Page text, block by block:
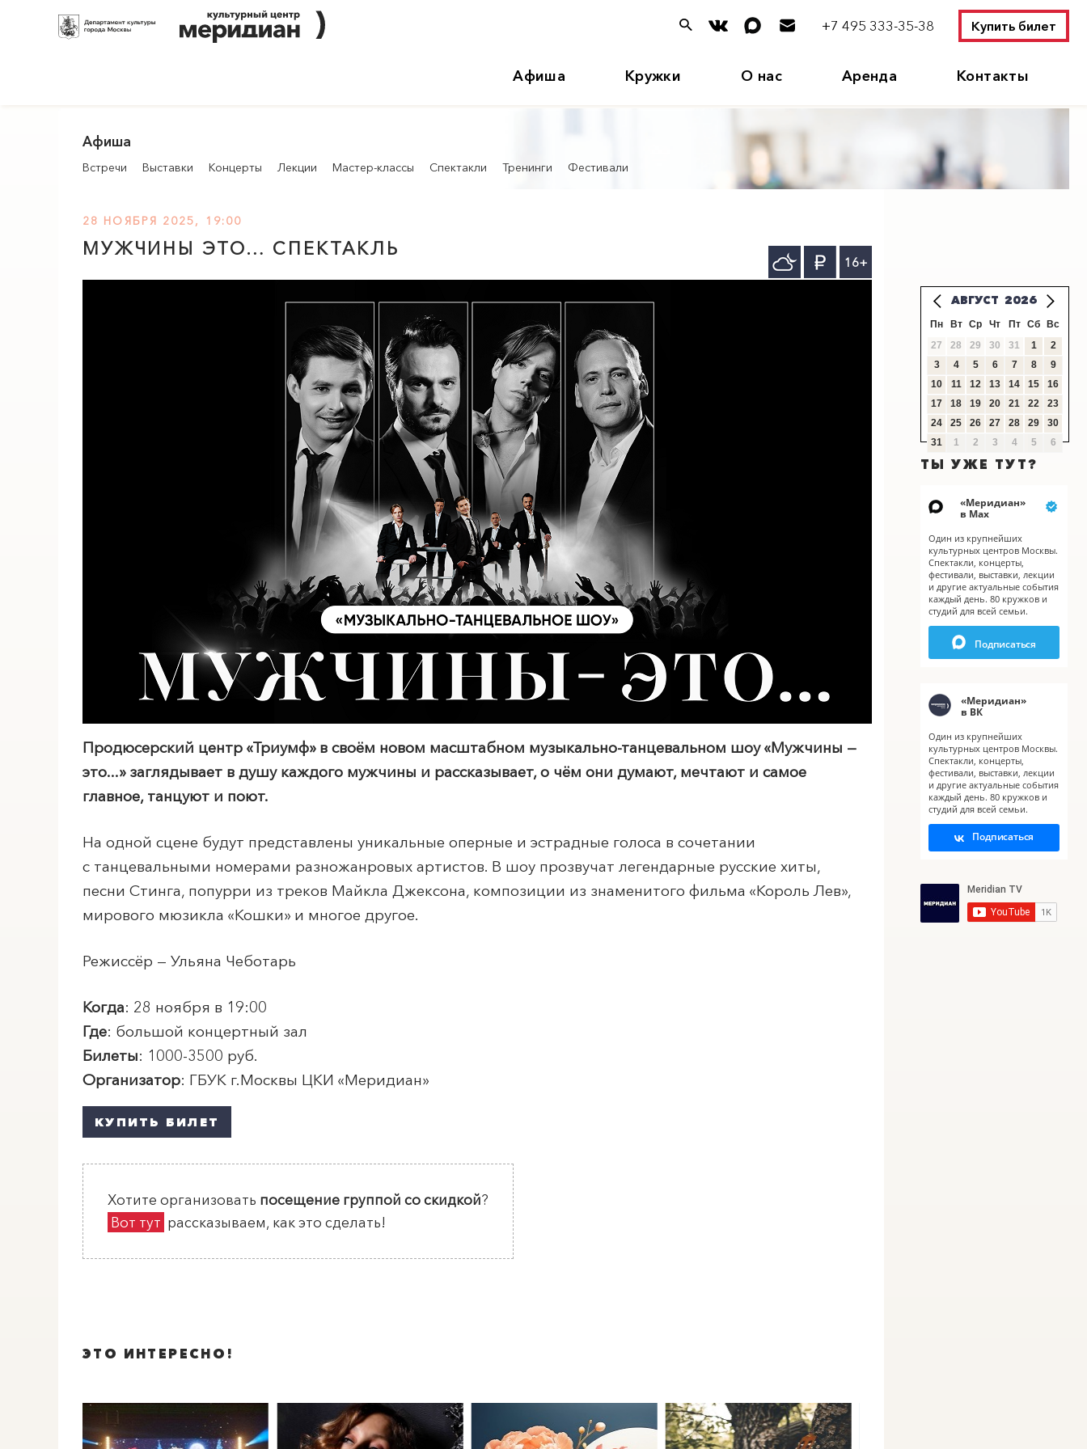
+7 495 333-35-38 Купить билет
Афиша Кружки О нас Аренда Контакты
ПОИСК ПО МЕРОПРИЯТИЯМ X
Афиша
Встречи Выставки Концерты Лекции Мастер-классы Спектакли Тренинги Фестивали
28 НОЯБРЯ 2025, 19:00
МУЖЧИНЫ ЭТО… СПЕКТАКЛЬ
Продюсерский центр «Триумф» в своём новом масштабном музыкально-танцевальном шоу «Мужчины —
это...» заглядывает в душу каждого мужчины и рассказывает, о чём они думают, мечтают и самое
главное, танцуют и поют.
На одной сцене будут представлены уникальные оперные и эстрадные голоса в сочетании
с танцевальными номерами разножанровых артистов. В шоу прозвучат легендарные русские хиты,
песни Стинга, попурри из треков Майкла Джексона, композиции из знаменитого фильма «Король Лев»,
мирового мюзикла «Кошки» и многое другое.
Режиссёр — Ульяна Чеботарь
Когда: 28 ноября в 19:00
Где: большой концертный зал
Билеты: 1000-3500 руб.
Организатор: ГБУК г.Москвы ЦКИ «Меридиан»
КУПИТЬ БИЛЕТ
Хотите организовать посещение группой со скидкой?
Вот тут рассказываем, как это сделать!
16+
ЭТО ИНТЕРЕСНО!
АВГУСТ 2026
Пн Вт Ср Чт Пт Сб
Вс
27
28 29 30 31 1
2
3
4 5 6 7 8
9
10
11 12 13 14 15
16
17
18 19 20 21 22
23
24
25 26 27 28 29
30
31
1 2 3 4 5 6
ТЫ УЖЕ ТУТ?
«Меридиан»
в Мах
Один из крупнейших
культурных центров Москвы.
Спектакли, концерты,
фестивали, выставки, лекции
и другие актуальные события
каждый день. 80 кружков и
студий для всей семьи.
Подписаться
«Меридиан»
в ВК
Один из крупнейших
культурных центров Москвы.
Спектакли, концерты,
фестивали, выставки, лекции
и другие актуальные события
каждый день. 80 кружков и
студий для всей семьи.
Подписаться